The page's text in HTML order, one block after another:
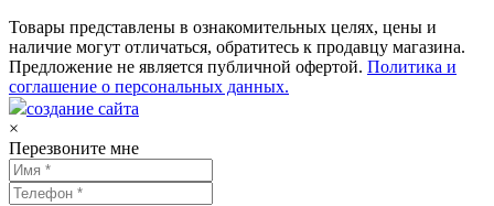
Товары представлены в ознакомительных целях, цены и
наличие могут отличаться, обратитесь к продавцу магазина.
Предложение не является публичной офертой. Политика и
соглашение о персональных данных.
создание сайта
×
Перезвоните мне